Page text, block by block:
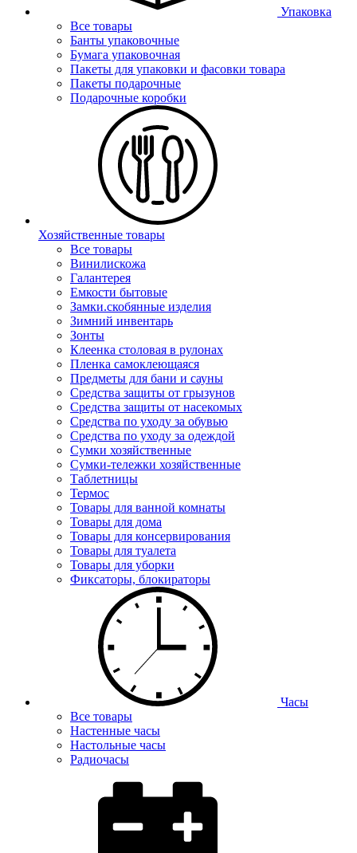
Упаковка
Все товары
Банты упаковочные
Бумага упаковочная
Пакеты для упаковки и фасовки товара
Пакеты подарочные
Подарочные коробки
Хозяйственные товары
Все товары
Винилискожа
Галантерея
Емкости бытовые
Замки.скобянные изделия
Зимний инвентарь
Зонты
Клеенка столовая в рулонах
Пленка самоклеющаяся
Предметы для бани и сауны
Средства защиты от грызунов
Средства защиты от насекомых
Средства по уходу за обувью
Средства по уходу за одеждой
Сумки хозяйственные
Сумки-тележки хозяйственные
Таблетницы
Термос
Товары для ванной комнаты
Товары для дома
Товары для консервирования
Товары для туалета
Товары для уборки
Фиксаторы, блокираторы
Часы
Все товары
Настенные часы
Настольные часы
Радиочасы